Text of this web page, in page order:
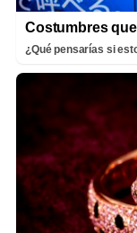
Costumbres
¿Qué pensarías si